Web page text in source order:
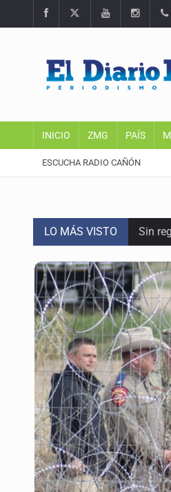
INICIO ZMG PAÍS
ESCUCHA RADIO CAÑÓN
LO MÁS VISTO Sin
Mujer
Ken